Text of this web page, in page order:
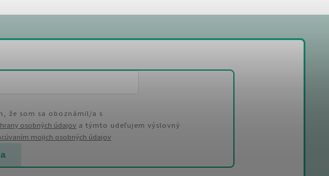
že som sa oboznámil/a s
osobných údajov a týmto udeľujem výslovný
mojich osobných údajov